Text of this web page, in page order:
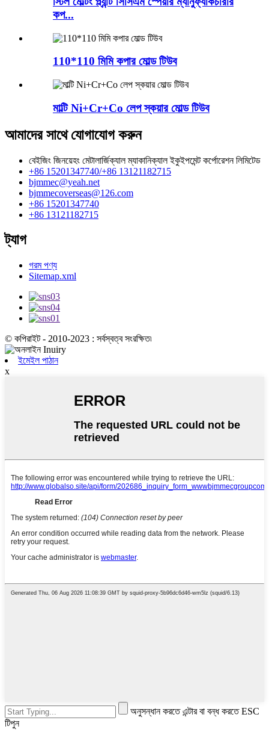
কপ...
110*110 মিমি কপার মোল্ড টিউব
মাল্টি Ni+Cr+Co লেপ স্কয়ার মোল্ড টিউব
আমাদের সাথে যোগাযোগ করুন
বেইজিং জিনয়েহং মেটালার্জিক্যাল ম্যাকানিক্যাল ইকুইপমেন্ট কর্পোরেশন লিমিটেড
+86 15201347740/+86 13121182715
bjmmec@yeah.net
bjmmecoverseas@126.com
+86 15201347740
+86 13121182715
ট্যাগ
গরম পণ্য
Sitemap.xml
© কপিরাইট - 2010-2023 : সর্বস্বত্ব সংরক্ষিত৷
ইমেইল পাঠান
x
অনুসন্ধান করতে এন্টার বা বন্ধ করতে ESC
টিপুন